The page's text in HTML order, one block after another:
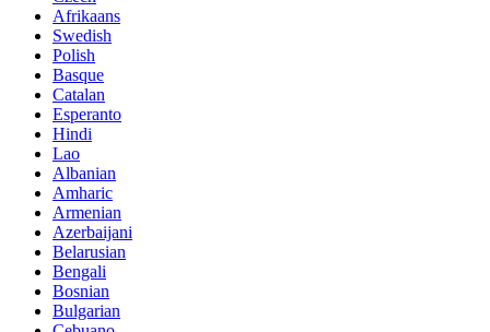
Afrikaans
Swedish
Polish
Basque
Catalan
Esperanto
Hindi
Lao
Albanian
Amharic
Armenian
Azerbaijani
Belarusian
Bengali
Bosnian
Bulgarian